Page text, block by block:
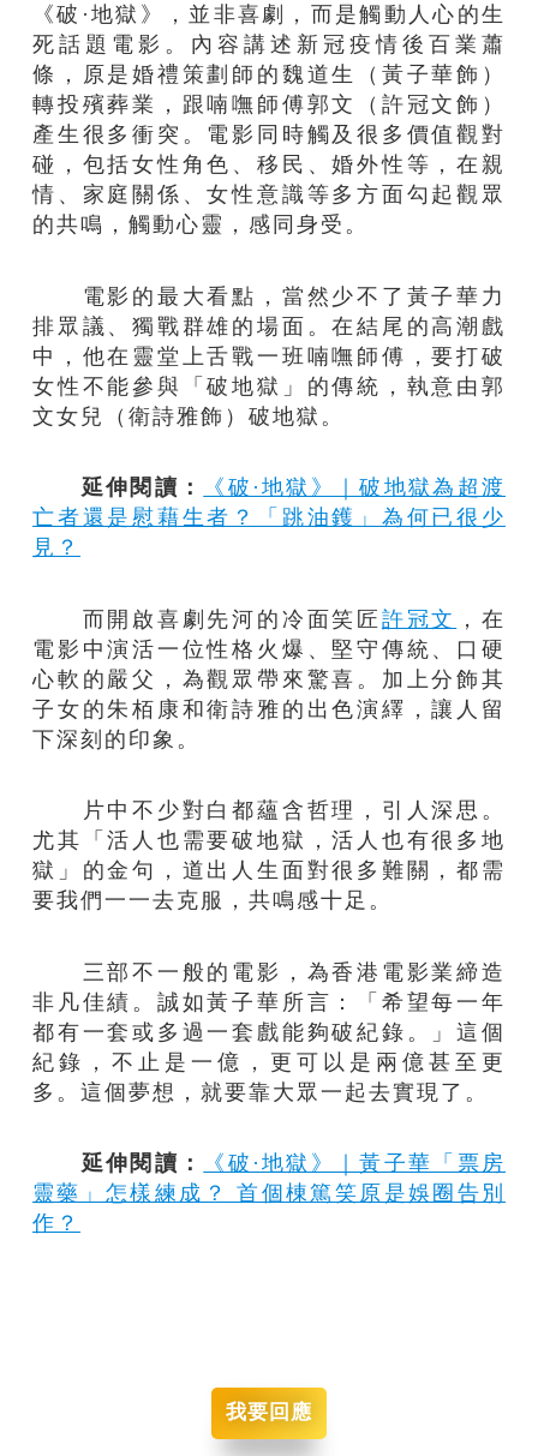
《破·地獄》，並非喜劇，而是觸動人心的生
死話題電影。內容講述新冠疫情後百業蕭
條，原是婚禮策劃師的魏道生（黃子華飾）
轉投殯葬業，跟喃嘸師傅郭文（許冠文飾）
產生很多衝突。電影同時觸及很多價值觀對
碰，包括女性角色、移民、婚外性等，在親
情、家庭關係、女性意識等多方面勾起觀眾
的共鳴，觸動心靈，感同身受。
電影的最大看點，當然少不了黃子華力
排眾議、獨戰群雄的場面。在結尾的高潮戲
中，他在靈堂上舌戰一班喃嘸師傅，要打破
女性不能參與「破地獄」的傳統，執意由郭
文女兒（衛詩雅飾）破地獄。
延伸閱讀：
《破·地獄》｜破地獄為超渡
亡者還是慰藉生者？「跳油鑊」為何已很少
見？
而開啟喜劇先河的冷面笑匠許冠文 ，在
電影中演活一位性格火爆、堅守傳統、口硬
心軟的嚴父，為觀眾帶來驚喜。加上分飾其
子女的朱栢康和衛詩雅的出色演繹，讓人留
下深刻的印象。
片中不少對白都蘊含哲理，引人深思。
尤其「活人也需要破地獄，活人也有很多地
獄」的金句，道出人生面對很多難關，都需
要我們一一去克服，共鳴感十足。
三部不一般的電影，為香港電影業締造
非凡佳績。誠如黃子華所言：「希望每一年
都有一套或多過一套戲能夠破紀錄。」這個
紀錄，不止是一億，更可以是兩億甚至更
多。這個夢想，就要靠大眾一起去實現了。
延伸閱讀：
《破·地獄》｜黃子華「票房
靈藥」怎樣練成？ 首個棟篤笑原是娛圈告別
作？
我要回應